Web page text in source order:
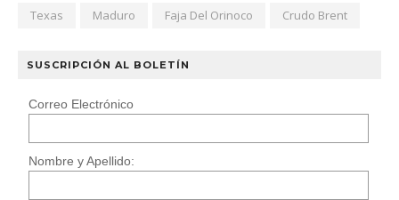
Texas
Maduro Faja Del Orinoco Crudo Brent
SUSCRIPCIÓN AL BOLETÍN
Correo Electrónico
Nombre y Apellido: